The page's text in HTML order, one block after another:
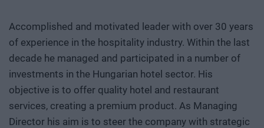
Accomplished and motivated leader with over 30 years
of experience in the hospitality industry. Within the last
decade he managed and participated in a number of
investments in the Hungarian hotel sector. His
objective is to offer quality hotel and restaurant
services, creating a premium product. As Managing
Director his aim is to steer the company with strategic